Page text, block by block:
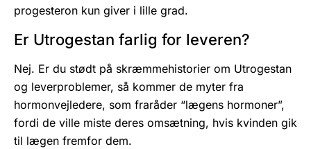
progesteron kun giver i lille grad.
Er Utrogestan farlig for leveren?
Nej. Er du stødt på skræmmehistorier om Utrogestan
og leverproblemer, så kommer de myter fra
hormonvejledere, som fraråder “lægens hormoner”,
fordi de ville miste deres omsætning, hvis kvinden gik
til lægen fremfor dem.